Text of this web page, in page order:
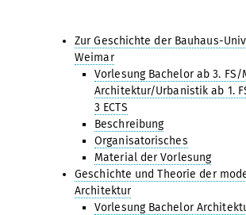
Zur Geschichte der Bauhaus-
Weimar
Vorlesung Bachelor ab 3. FS/
Architektur/Urbanistik ab 1.
3 ECTS
Beschreibung
Organisatorisches
Material der Vorlesung
Geschichte und Theorie der
Architektur
Vorlesung Bachelor